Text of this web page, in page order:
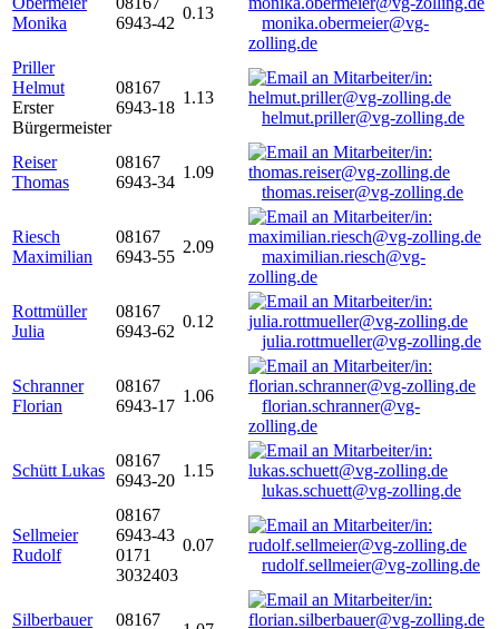
Monika
6943-42
0.13
monika.obermeier@vg-
zolling.de
Priller
Helmut
Erster
Bürgermeister
08167
6943-18
1.13
helmut.priller@vg-zolling.de
Reiser
Thomas
08167
6943-34
1.09
thomas.reiser@vg-zolling.de
Riesch
Maximilian
08167
6943-55
2.09
maximilian.riesch@vg-
zolling.de
Rottmüller
Julia
08167
6943-62
0.12
julia.rottmueller@vg-zolling.de
Schranner
Florian
08167
6943-17
1.06
florian.schranner@vg-
zolling.de
Schütt Lukas
08167
6943-20
1.15
lukas.schuett@vg-zolling.de
Sellmeier
Rudolf
08167
6943-43
0171
3032403
0.07
rudolf.sellmeier@vg-zolling.de
Silberbauer
08167